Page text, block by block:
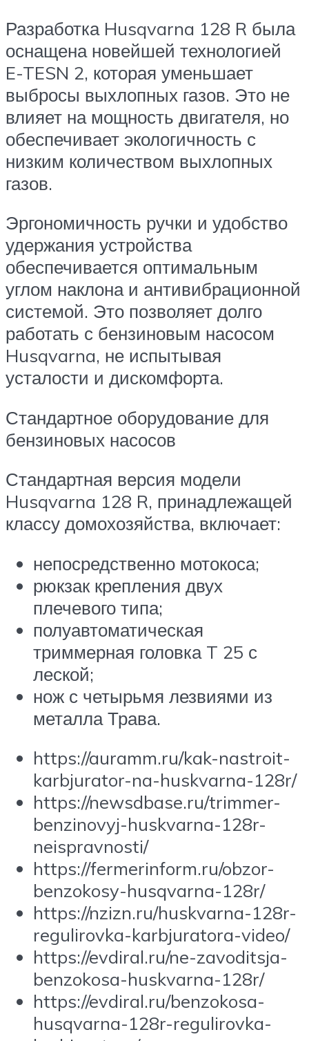
Разработка Husqvarna 128 R была
оснащена новейшей технологией
E-TESN 2, которая уменьшает
выбросы выхлопных газов. Это не
влияет на мощность двигателя, но
обеспечивает экологичность с
низким количеством выхлопных
газов.
Эргономичность ручки и удобство
удержания устройства
обеспечивается оптимальным
углом наклона и антивибрационной
системой. Это позволяет долго
работать с бензиновым насосом
Husqvarna, не испытывая
усталости и дискомфорта.
Стандартное оборудование для
бензиновых насосов
Стандартная версия модели
Husqvarna 128 R, принадлежащей
классу домохозяйства, включает:
непосредственно мотокоса;
рюкзак крепления двух
плечевого типа;
полуавтоматическая
триммерная головка T 25 с
леской;
нож с четырьмя лезвиями из
металла Трава.
https://auramm.ru/kak-nastroit-
karbjurator-na-huskvarna-128r/
https://newsdbase.ru/trimmer-
benzinovyj-huskvarna-128r-
neispravnosti/
https://fermerinform.ru/obzor-
benzokosy-husqvarna-128r/
https://nzizn.ru/huskvarna-128r-
regulirovka-karbjuratora-video/
https://evdiral.ru/ne-zavoditsja-
benzokosa-huskvarna-128r/
https://evdiral.ru/benzokosa-
husqvarna-128r-regulirovka-